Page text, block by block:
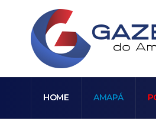
HOME AMAPÁ